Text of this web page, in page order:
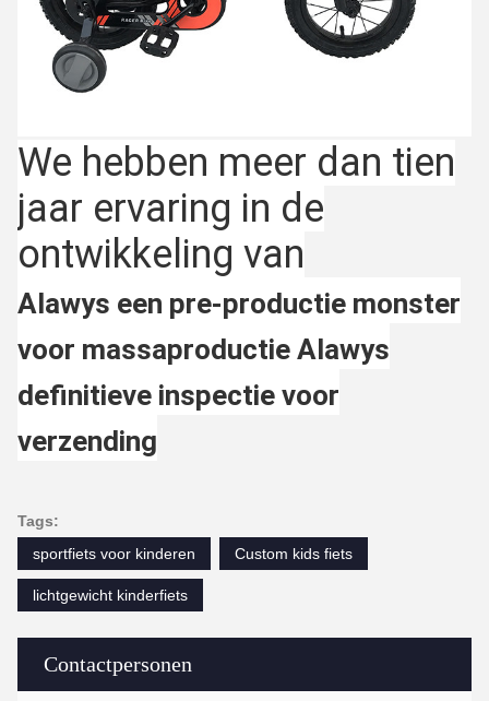
Contactpersonen
We hebben meer dan tien
jaar ervaring in de
ontwikkeling van
Alawys een pre-productie monster
voor massaproductie Alawys
definitieve inspectie voor
verzending
Tags:
sportfiets voor kinderen
Custom kids fiets
lichtgewicht kinderfiets